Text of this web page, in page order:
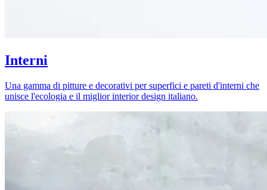
Interni
Una gamma di pitture e decorativi per superfici e pareti d'interni che
unisce l'ecologia e il miglior interior design italiano.